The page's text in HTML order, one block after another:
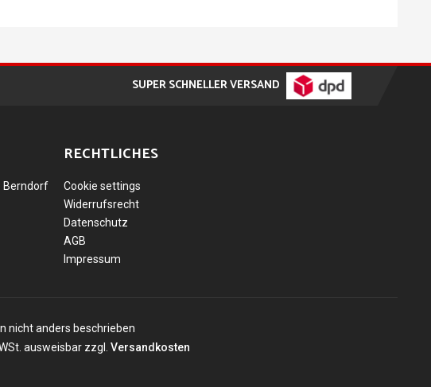
SUPER SCHNELLER VERSAND
Berndorf
RECHTLICHES
Cookie settings
Widerrufsrecht
Datenschutz
AGB
Impressum
nicht anders beschrieben
ausweisbar zzgl. Versandkosten